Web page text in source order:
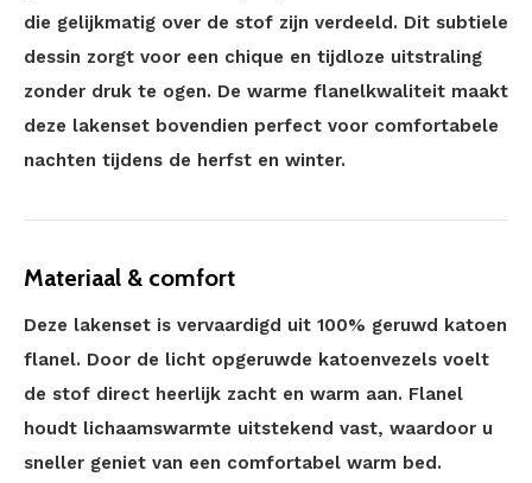
die gelijkmatig over de stof zijn verdeeld. Dit subtiele
dessin zorgt voor een chique en tijdloze uitstraling
zonder druk te ogen. De warme flanelkwaliteit maakt
deze lakenset bovendien perfect voor comfortabele
nachten tijdens de herfst en winter.
Materiaal & comfort
Deze lakenset is vervaardigd uit 100% geruwd katoen
flanel. Door de licht opgeruwde katoenvezels voelt
de stof direct heerlijk zacht en warm aan. Flanel
houdt lichaamswarmte uitstekend vast, waardoor u
sneller geniet van een comfortabel warm bed.